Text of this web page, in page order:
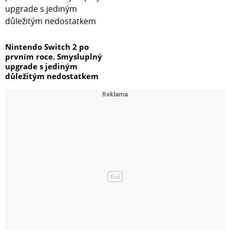
Nintendo Switch 2 po
prvním roce. Smysluplný
upgrade s jediným
důležitým nedostatkem